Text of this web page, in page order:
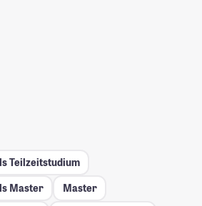
Teilzeitstudium
Master
Master